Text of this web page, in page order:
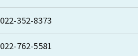
022-352-8373
022-762-5581